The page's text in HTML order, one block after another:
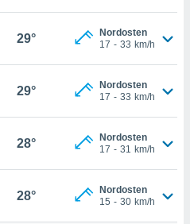
29°
Nordosten
17 - 33 km/h
29°
Nordosten
17 - 33 km/h
28°
Nordosten
17 - 31 km/h
28°
Nordosten
15 - 30 km/h